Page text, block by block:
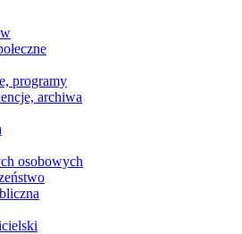
programy
archiwa
osobowych